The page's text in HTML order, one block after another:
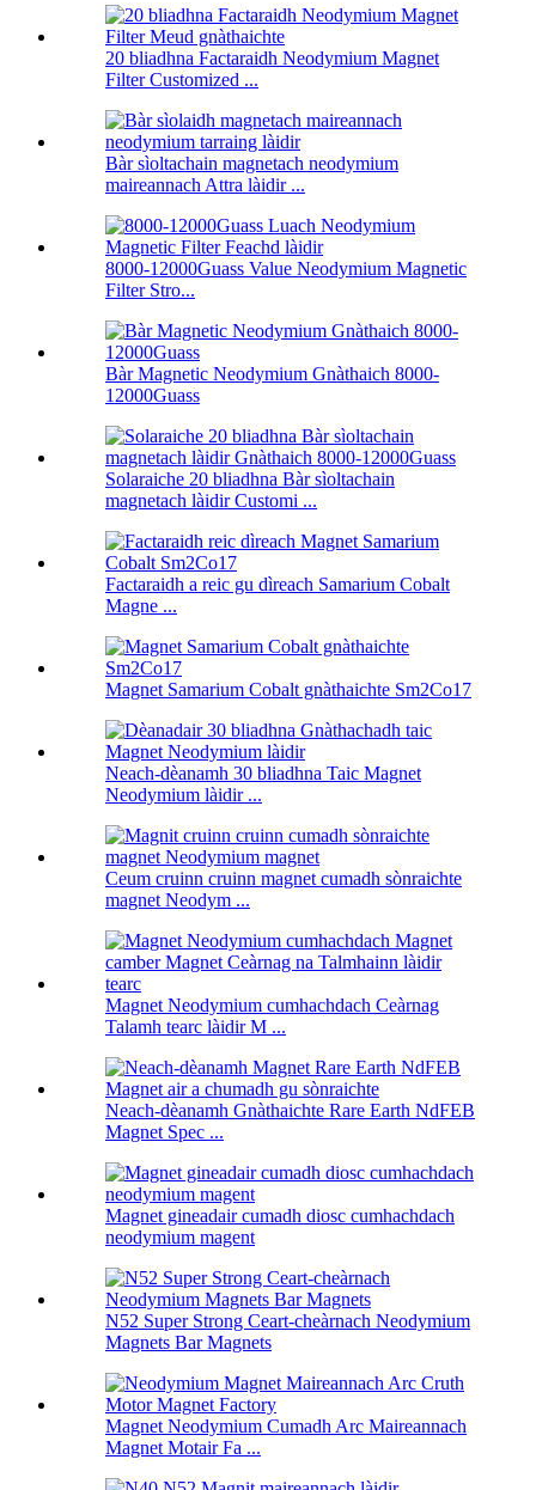
20 bliadhna Factaraidh Neodymium Magnet
Filter Customized ...
Bàr sìoltachain magnetach neodymium
maireannach Attra làidir ...
8000-12000Guass Value Neodymium Magnetic
Filter Stro...
Bàr Magnetic Neodymium Gnàthaich 8000-
12000Guass
Solaraiche 20 bliadhna Bàr sìoltachain
magnetach làidir Customi ...
Factaraidh a reic gu dìreach Samarium Cobalt
Magne ...
Magnet Samarium Cobalt gnàthaichte Sm2Co17
Neach-dèanamh 30 bliadhna Taic Magnet
Neodymium làidir ...
Ceum cruinn cruinn magnet cumadh sònraichte
magnet Neodym ...
Magnet Neodymium cumhachdach Ceàrnag
Talamh tearc làidir M ...
Neach-dèanamh Gnàthaichte Rare Earth NdFEB
Magnet Spec ...
Magnet gineadair cumadh diosc cumhachdach
neodymium magent
N52 Super Strong Ceart-cheàrnach Neodymium
Magnets Bar Magnets
Magnet Neodymium Cumadh Arc Maireannach
Magnet Motair Fa ...